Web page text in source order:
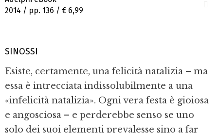
2014 / pp. 136 / € 6,99
SINOSSI
Esiste, certamente, una felicità natalizia – ma
essa è intrecciata indissolubilmente a una
«infelicità natalizia». Ogni vera festa è gioiosa
e angosciosa – e perderebbe senso se uno
solo dei suoi elementi prevalesse sino a far